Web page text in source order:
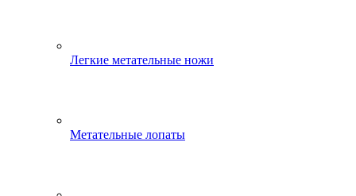
Легкие метательные ножи
Метательные лопаты